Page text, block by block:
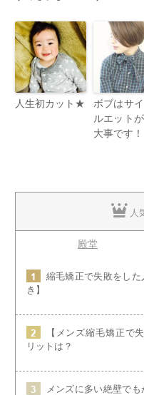
人生初カット★
ボブはサ
ルエット
大事です！
人
殿堂
縮毛矯正で失敗をし
き】
【メンズ縮毛矯正で
リットは？
メンズに多い絶壁で